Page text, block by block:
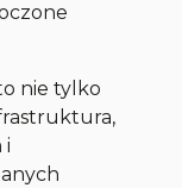
nie tylko
i